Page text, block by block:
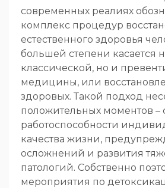
современных реалиях
комплекс процедур
естественного здоровья
большей степени касается
классической, но и
медицины, или
здоровых. Такой подход
положительных моментов –
работоспособности
качества жизни,
осложнений и развития
патологий. Собственно
мероприятия по